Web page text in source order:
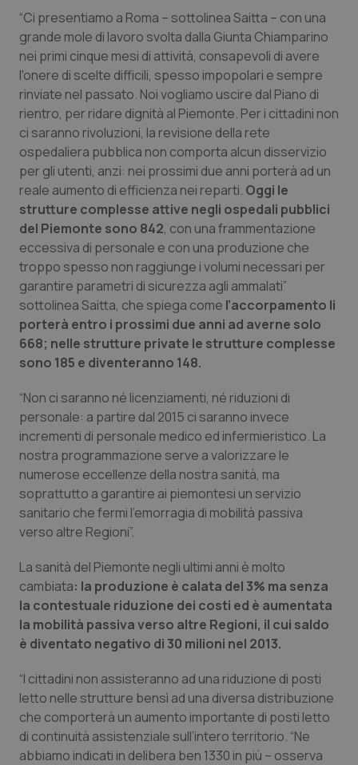
Umbria
Valle D’Aosta
Veneto
Oftalmologia
Oncodermatologia
Oncoematologia
Oncologia & Nutrizione
Psoriasi & pelle
Quotidiano Cardiologia
Quotidiano Chirurgia
Quotidiano Oncologia
Quotidiano Pediatria
Salute orale & impianti
Sangue & coagulazione
Tiroide
Tumore ovarico
Tumori del Polmone & Testa Collo
Tumori gastrointestinali
Ulcera & Reflusso
Vaccini
“Ci presentiamo a Roma – sottolinea Saitta – con una
grande mole di lavoro svolta dalla Giunta Chiamparino
nei primi cinque mesi di attività, consapevoli di avere
l'onere di scelte difficili, spesso impopolari e sempre
rinviate nel passato. Noi vogliamo uscire dal Piano di
rientro, per ridare dignità al Piemonte. Per i cittadini non
ci saranno rivoluzioni, la revisione della rete
ospedaliera pubblica non comporta alcun disservizio
per gli utenti, anzi: nei prossimi due anni porterà ad un
reale aumento di efficienza nei reparti. Oggi le
strutture complesse attive negli ospedali pubblici
del Piemonte sono 842, con una frammentazione
eccessiva di personale e con una produzione che
troppo spesso non raggiunge i volumi necessari per
garantire parametri di sicurezza agli ammalati”
sottolinea Saitta, che spiega come l’accorpamento li
porterà entro i prossimi due anni ad averne solo
668; nelle strutture private le strutture complesse
sono 185 e diventeranno 148.
“Non ci saranno né licenziamenti, né riduzioni di
personale: a partire dal 2015 ci saranno invece
incrementi di personale medico ed infermieristico. La
nostra programmazione serve a valorizzare le
numerose eccellenze della nostra sanità, ma
soprattutto a garantire ai piemontesi un servizio
sanitario che fermi l’emorragia di mobilità passiva
verso altre Regioni”.
La sanità del Piemonte negli ultimi anni è molto
cambiata: la produzione è calata del 3% ma senza
la contestuale riduzione dei costi ed è aumentata
la mobilità passiva verso altre Regioni, il cui saldo
è diventato negativo di 30 milioni nel 2013.
“I cittadini non assisteranno ad una riduzione di posti
letto nelle strutture bensì ad una diversa distribuzione
che comporterà un aumento importante di posti letto
di continuità assistenziale sull’intero territorio. “Ne
abbiamo indicati in delibera ben 1330 in più – osserva